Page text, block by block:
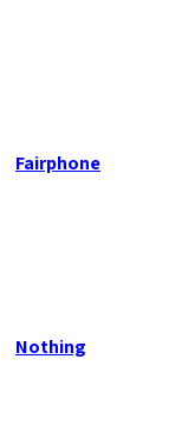
Fairphone
Nothing